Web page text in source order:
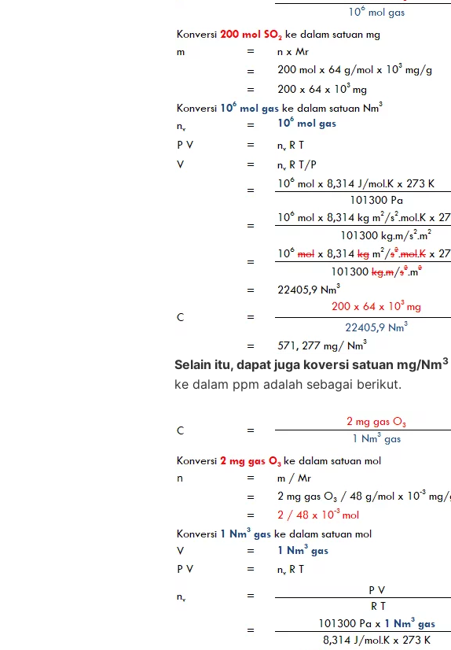
Selain itu, dapat juga koversi satuan mg/Nm3
ke dalam ppm adalah sebagai berikut.